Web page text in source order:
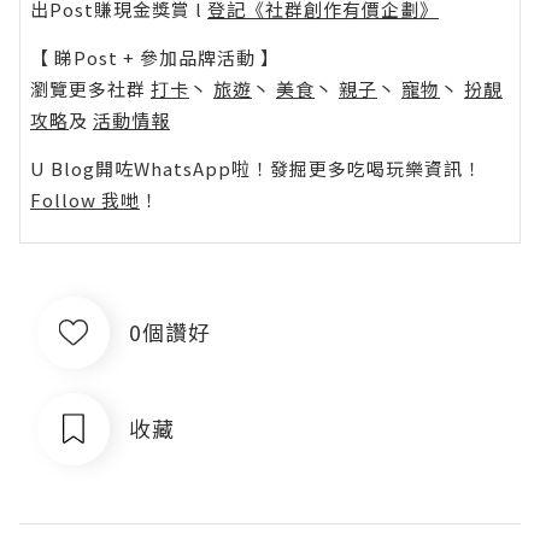
出Post賺現金獎賞 l 登記《社群創作有價企劃》
【 睇Post + 參加品牌活動 】
瀏覽更多社群 打卡 丶 旅遊 丶 美食 丶 親子 丶 寵物 丶 扮靚
攻略及 活動情報
U Blog開咗WhatsApp啦！發掘更多吃喝玩樂資訊！
Follow 我哋 ！
0個讚好
收藏